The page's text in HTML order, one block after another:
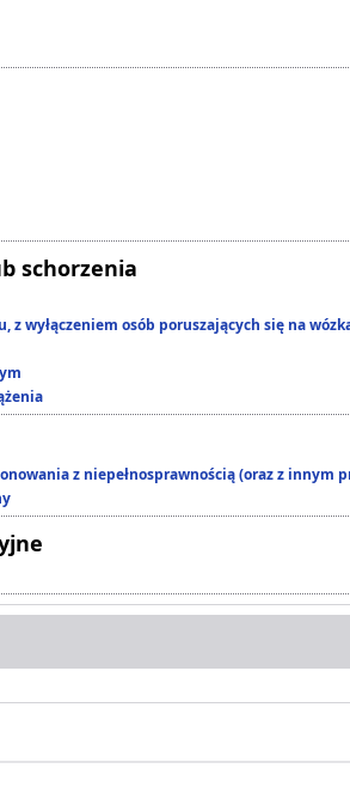
schorzenia
z wyłączeniem osób poruszających się na
z niepełnosprawnością (oraz z innym